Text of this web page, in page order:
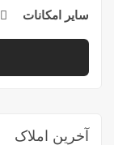
سایر امکانات
آخرین املاک